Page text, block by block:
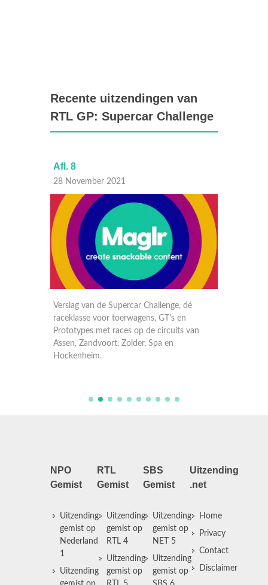
Recente uitzendingen van
RTL GP: Supercar Challenge
Afl. 8
28 November 2021
Verslag van de Supercar Challenge, dé
raceklasse voor toerwagens, GT's en
Prototypes met races op de circuits van
Assen, Zandvoort, Zolder, Spa en
Hockenheim.
NPO
Gemist
Uitzending
gemist op
Nederland
1
Uitzending
RTL
Gemist
Uitzending
gemist op
RTL 4
Uitzending
gemist op
SBS
Gemist
Uitzending
gemist op
NET 5
Uitzending
gemist op
Uitzending
.net
Home
Privacy
Contact
Disclaimer